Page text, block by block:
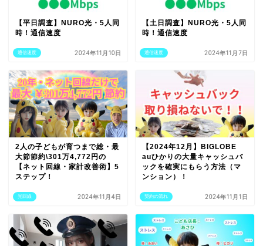
通信速度
【平日調査】NURO光・5人同
時！通信速度
2024年11月10日 通信速度
【土日調査】NURO光・5人同
時！通信速度
2024年11月7日
光回線
2人の子どもが育つまで総・最
大節節約\301万4,772円の
【ネット回線・家計改善術】5
ステップ！
2024年11月4日 契約の流れ
【2024年12月】BIGLOBE
auひかりの大量キャッシュバ
ックを確実にもらう方法（マ
ンション）！
2024年11月1日